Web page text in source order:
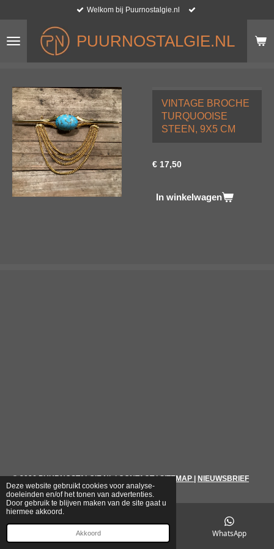
Deze website gebruikt cookies voor analyse-
doeleinden en/of het tonen van advertenties.
Door gebruik te blijven maken van de site gaat u
hiermee akkoord.
Akkoord
naar
hoofdinhoud
PUURNOSTALGIE.NL
Welkom bij Puurnostalgie.nl
VINTAGE BROCHE
TURQUOOISE
STEEN, 9X5 CM
€ 17,50
In winkelwagen
© 2026 PUURNOSTALGIE.NL|CONTACT|SITEMAP NIEUWSBRIEF
WhatsApp